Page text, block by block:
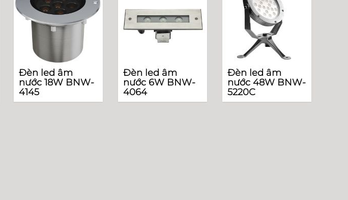
Đèn led âm
nước 18W BNW-
4145
Đèn led âm
nước 6W BNW-
4064
Đèn led âm
nước 48W BNW-
5220C